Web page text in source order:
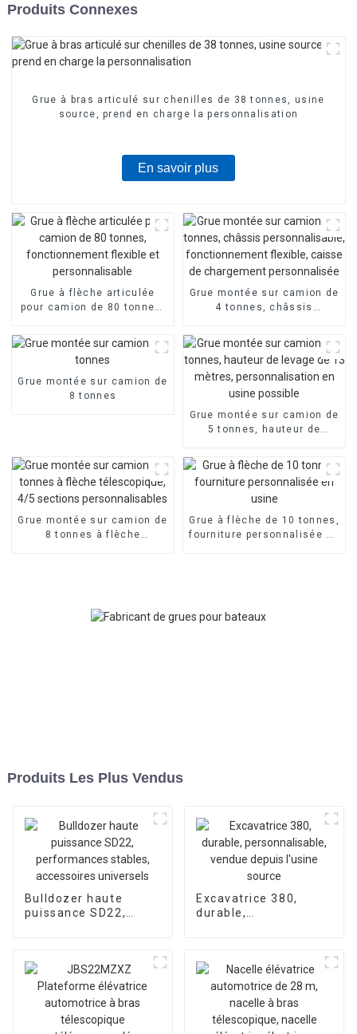
Produits Connexes
Grue à bras articulé sur chenilles de 38 tonnes, usine
source, prend en charge la personnalisation
En savoir plus
Grue à flèche articulée
pour camion de 80 tonnes,
personnalisable
Grue montée sur camion de
4 tonnes, châssis
fonctionnement flexible,
caisse de chargement
personnalisée
Grue montée sur camion de
8 tonnes
Grue montée sur camion de
5 tonnes, hauteur de
personnalisation en usine
possible
Grue montée sur camion de
8 tonnes à flèche
Grue à flèche de 10 tonnes,
fourniture personnalisée en
Produits Les Plus Vendus
Bulldozer haute
puissance SD22,
Excavatrice 380,
durable,